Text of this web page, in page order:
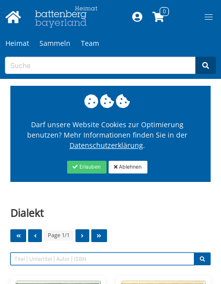
Heimat Sammeln Team
Darf unsere Website Cookies zur Optimierung
benutzen? Mehr Informationen finden Sie in der
Datenschutzerklärung.
Erlauben Ablehnen
Dialekt
Page 1/1